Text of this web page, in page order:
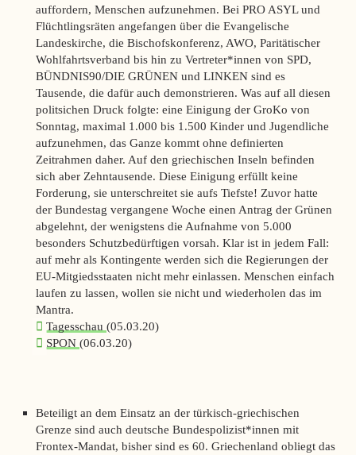
auffordern, Menschen aufzunehmen. Bei PRO ASYL und
Flüchtlingsräten angefangen über die Evangelische
Landeskirche, die Bischofskonferenz, AWO, Paritätischer
Wohlfahrtsverband bis hin zu Vertreter*innen von SPD,
BÜNDNIS90/DIE GRÜNEN und LINKEN sind es
Tausende, die dafür auch demonstrieren. Was auf all diesen
politsichen Druck folgte: eine Einigung der GroKo von
Sonntag, maximal 1.000 bis 1.500 Kinder und Jugendliche
aufzunehmen, das Ganze kommt ohne definierten
Zeitrahmen daher. Auf den griechischen Inseln befinden
sich aber Zehntausende. Diese Einigung erfüllt keine
Forderung, sie unterschreitet sie aufs Tiefste! Zuvor hatte
der Bundestag vergangene Woche einen Antrag der Grünen
abgelehnt, der wenigstens die Aufnahme von 5.000
besonders Schutzbedürftigen vorsah. Klar ist in jedem Fall:
auf mehr als Kontingente werden sich die Regierungen der
EU-Mitgiedsstaaten nicht mehr einlassen. Menschen einfach
laufen zu lassen, wollen sie nicht und wiederholen das im
Mantra.
Tagesschau(05.03.20)
SPON(06.03.20)
Beteiligt an dem Einsatz an der türkisch-griechischen
Grenze sind auch deutsche Bundespolizist*innen mit
Frontex-Mandat, bisher sind es 60. Griechenland obliegt das